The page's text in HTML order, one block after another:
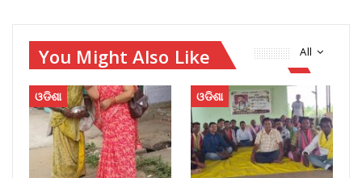
All
You Might Also Like
ଓଡିଶା ଓଡିଶା